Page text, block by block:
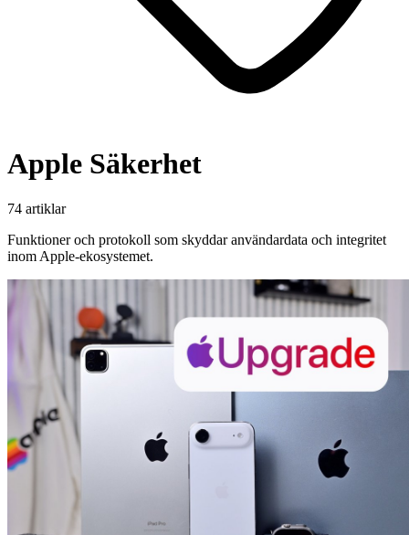
Apple Säkerhet
74 artiklar
Funktioner och protokoll som skyddar användardata och integritet
inom Apple-ekosystemet.